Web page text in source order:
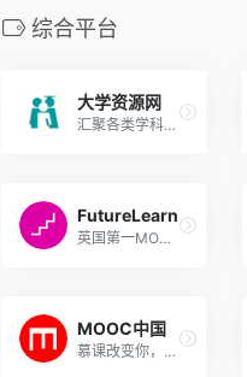
综合平台
大学资源网
汇聚各类学科领域的学习资源平台
FutureLearn
英国第一MOOC平台
MOOC中国
慕课改变你，你改变世界。MOO...